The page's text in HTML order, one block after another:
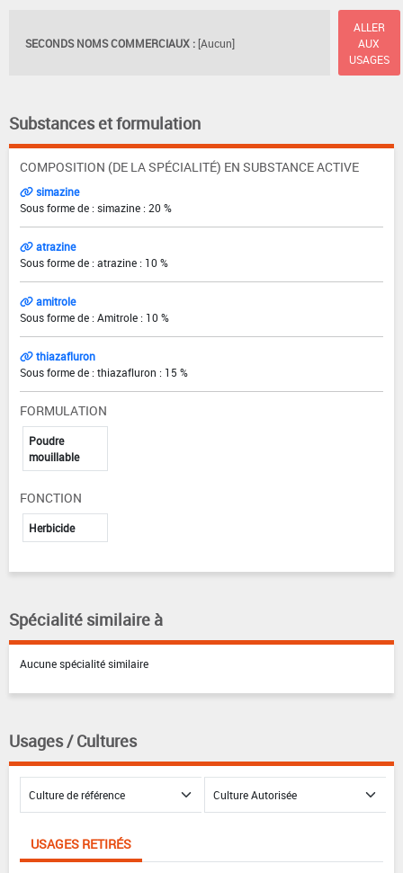
SECONDS NOMS COMMERCIAUX : [Aucun]
ALLER
AUX
USAGES
Substances et formulation
COMPOSITION (DE LA SPÉCIALITÉ) EN SUBSTANCE ACTIVE
simazine
Sous forme de : simazine : 20 %
atrazine
Sous forme de : atrazine : 10 %
amitrole
Sous forme de : Amitrole : 10 %
thiazafluron
Sous forme de : thiazafluron : 15 %
FORMULATION
Poudre
mouillable
FONCTION
Herbicide
Spécialité similaire à
Aucune spécialité similaire
Usages / Cultures
USAGES RETIRÉS